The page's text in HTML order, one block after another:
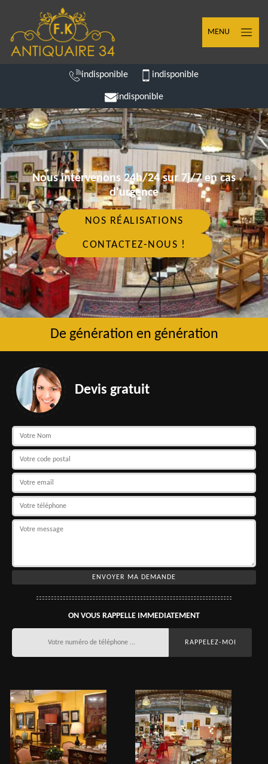
MENU
indisponible indisponible
indisponible
Nous intervenons 24h/24 sur 7j/7 en cas
d'urgence
NOS RÉALISATIONS
CONTACTEZ-NOUS !
De génération en génération
Devis gratuit
ON VOUS RAPPELLE IMMEDIATEMENT